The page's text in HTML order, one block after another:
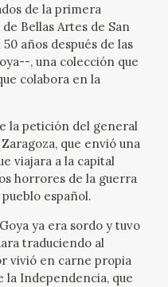
de la primera
Bellas Artes de San
años después de las
, una colección que
colabora en la
la petición del general
que envió una
viajara a la capital
horrores de la guerra
español.
ya era sordo y tuvo
traduciendo al
vivió en carne propia
la Independencia, que